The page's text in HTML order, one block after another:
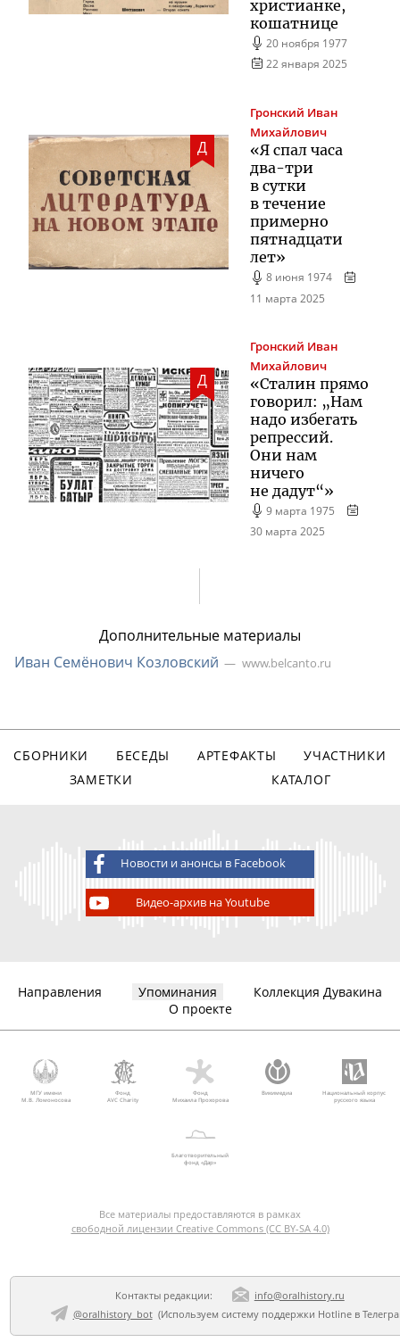
христианке,
кошатнице
20 ноября 1977
22 января 2025
Д
Гронский Иван
Михайлович
«Я спал часа
два-три
в сутки
в течение
примерно
пятнадцати
лет»
8 июня 1974
11 марта 2025
Д
Гронский Иван
Михайлович
«Сталин прямо
говорил: „Нам
надо избегать
репрессий.
Они нам
ничего
не дадут“»
9 марта 1975
30 марта 2025
Дополнительные материалы
Иван Семёнович Козловский
www.belcanto.ru
СБОРНИКИ БЕСЕДЫ АРТЕФАКТЫ
УЧАСТНИКИ
ЗАМЕТКИ
КАТАЛОГ
Новости и анонсы в Facebook
Видео-архив на Youtube
Направления Упоминания
Коллекция Дувакина
О проекте
МГУ имени
М.В. Ломоносова
Фонд
AVC Charity
Фонд
Михаила Прохорова
Викимедиа
Национальный корпус
русского языка
Благотворительный
фонд «Дар»
Все материалы предоставляются в рамках
свободной лицензии Creative Commons (CC BY-SA 4.0)
Контакты редакции:
info@oralhistory.ru
@oralhistory_bot(Используем систему поддержки Hotline в